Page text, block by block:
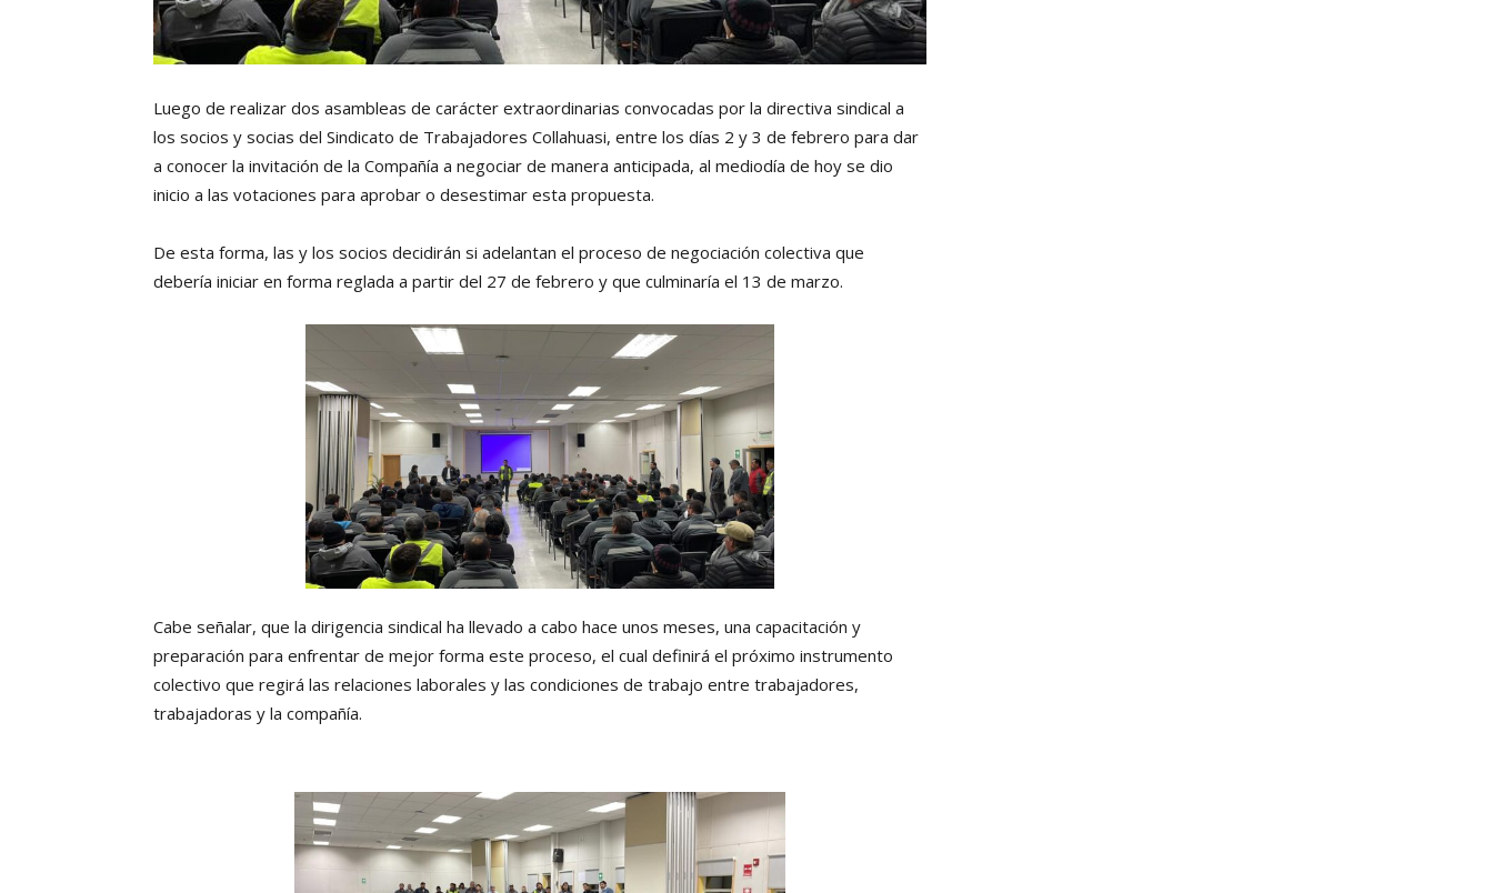
Luego de realizar dos asambleas de carácter extraordinarias convocadas por la directiva sindical a
los socios y socias del Sindicato de Trabajadores Collahuasi, entre los días 2 y 3 de febrero para dar
a conocer la invitación de la Compañía a negociar de manera anticipada, al mediodía de hoy se dio
inicio a las votaciones para aprobar o desestimar esta propuesta.
De esta forma, las y los socios decidirán si adelantan el proceso de negociación colectiva que
debería iniciar en forma reglada a partir del 27 de febrero y que culminaría el 13 de marzo.
Cabe señalar, que la dirigencia sindical ha llevado a cabo hace unos meses, una capacitación y
preparación para enfrentar de mejor forma este proceso, el cual definirá el próximo instrumento
colectivo que regirá las relaciones laborales y las condiciones de trabajo entre trabajadores,
trabajadoras y la compañía.